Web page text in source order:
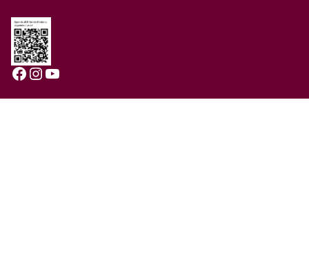
FacebookInstagramYouTube